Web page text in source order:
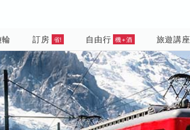
訂房 省! 自由行 機+酒 旅遊講座